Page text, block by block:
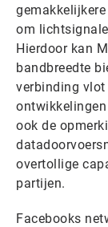
om
Hierdoor kan
bandbreedte
verbinding vlot
ook de
overtollige
partijen.
Facebooks